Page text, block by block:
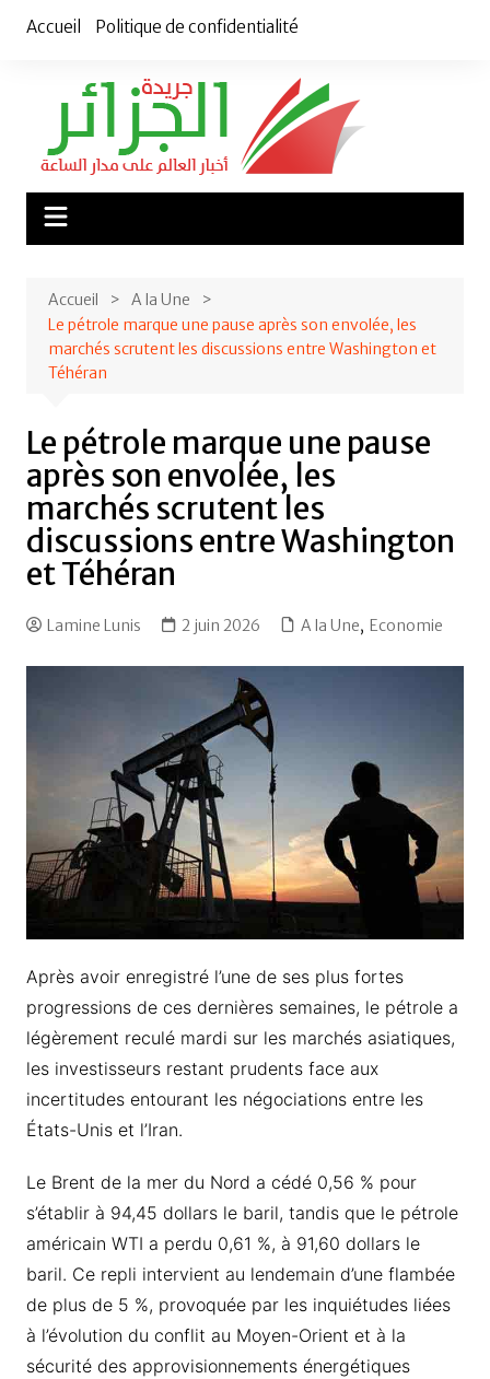
Accueil Politique de confidentialité
Accueil
A la Une
Le pétrole marque une pause après son envolée, les
marchés scrutent les discussions entre Washington et
Téhéran
Le pétrole marque une pause
après son envolée, les
marchés scrutent les
discussions entre Washington
et Téhéran
Lamine Lunis 2 juin 2026 A la Une, Economie
Après avoir enregistré l’une de ses plus fortes
progressions de ces dernières semaines, le pétrole a
légèrement reculé mardi sur les marchés asiatiques,
les investisseurs restant prudents face aux
incertitudes entourant les négociations entre les
États-Unis et l’Iran.
Le Brent de la mer du Nord a cédé 0,56 % pour
s’établir à 94,45 dollars le baril, tandis que le pétrole
américain WTI a perdu 0,61 %, à 91,60 dollars le
baril. Ce repli intervient au lendemain d’une flambée
de plus de 5 %, provoquée par les inquiétudes liées
à l’évolution du conflit au Moyen-Orient et à la
sécurité des approvisionnements énergétiques